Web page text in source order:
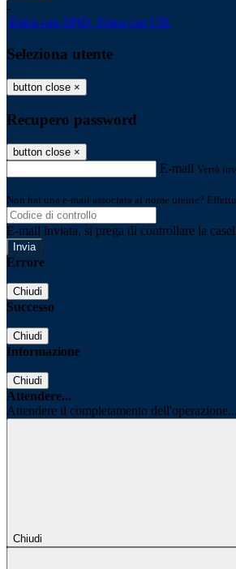
-
Entra con SPID Entra con CIE
Seleziona utente
button close ×
Recupero password
button close ×
E-mail Verrà
Non hai una e-mail associata al nome utente?
E-mail inviata, si prega di controllare la
Errore
Chiudi
Successo
Chiudi
Informazione
Chiudi
Attendere...
Attendere il completamento dell'operazione...
Chiudi